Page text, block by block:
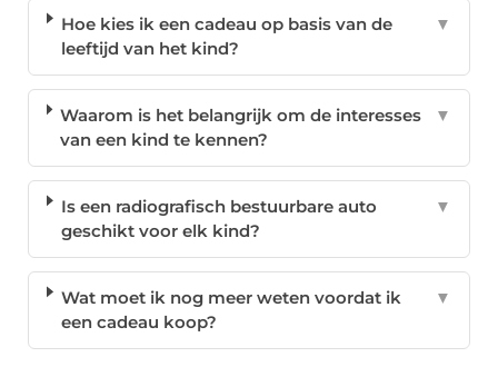
Hoe kies ik een cadeau op basis van de
leeftijd van het kind?
▼
Waarom is het belangrijk om de interesses
van een kind te kennen?
▼
Is een radiografisch bestuurbare auto
geschikt voor elk kind?
▼
Wat moet ik nog meer weten voordat ik
een cadeau koop?
▼